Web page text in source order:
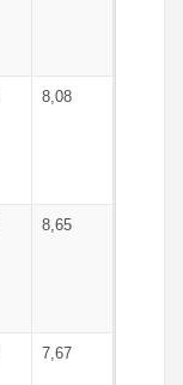
8,08
8,65
7,67